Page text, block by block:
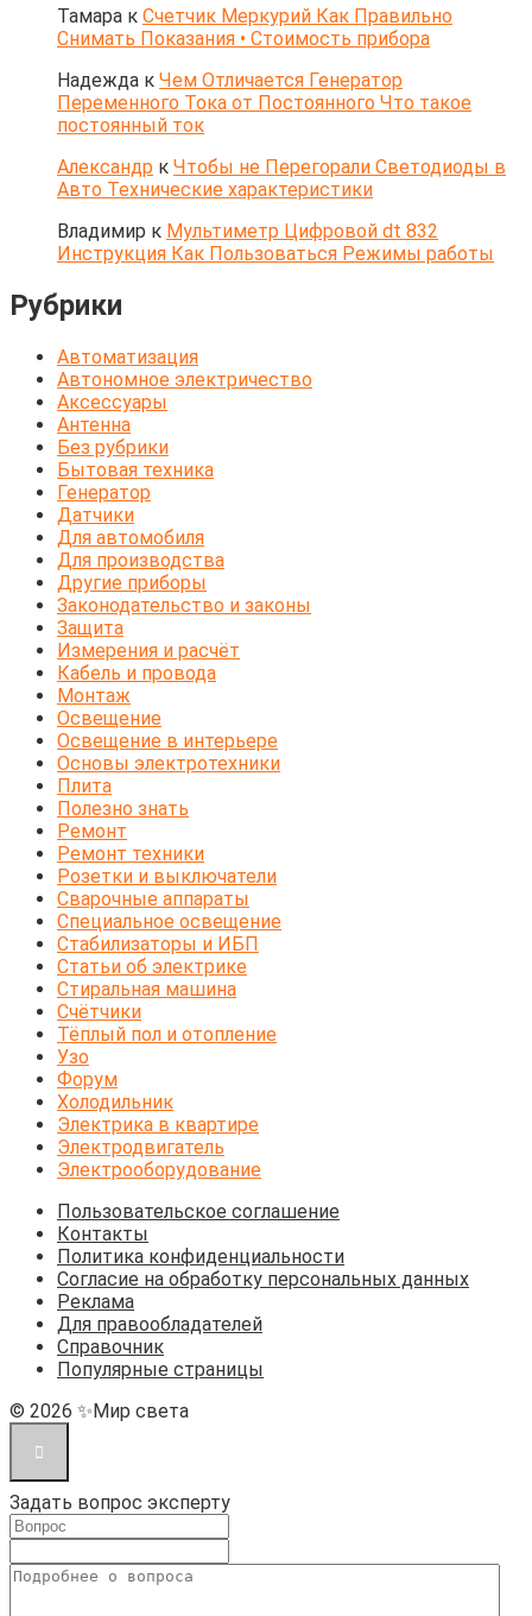
Тамара к Счетчик Меркурий Как Правильно
Снимать Показания • Стоимость прибора
Надежда к Чем Отличается Генератор
Переменного Тока от Постоянного Что такое
постоянный ток
Александр к Чтобы не Перегорали Светодиоды в
Авто Технические характеристики
Владимир к Мультиметр Цифровой dt 832
Инструкция Как Пользоваться Режимы работы
Рубрики
Автоматизация
Автономное электричество
Аксессуары
Антенна
Без рубрики
Бытовая техника
Генератор
Датчики
Для автомобиля
Для производства
Другие приборы
Законодательство и законы
Защита
Измерения и расчёт
Кабель и провода
Монтаж
Освещение
Освещение в интерьере
Основы электротехники
Плита
Полезно знать
Ремонт
Ремонт техники
Розетки и выключатели
Сварочные аппараты
Специальное освещение
Стабилизаторы и ИБП
Статьи об электрике
Стиральная машина
Счётчики
Тёплый пол и отопление
Узо
Форум
Холодильник
Электрика в квартире
Электродвигатель
Электрооборудование
Пользовательское соглашение
Контакты
Политика конфиденциальности
Согласие на обработку персональных данных
Реклама
Для правообладателей
Справочник
Популярные страницы
© 2026 ✨Мир света
Задать вопрос эксперту